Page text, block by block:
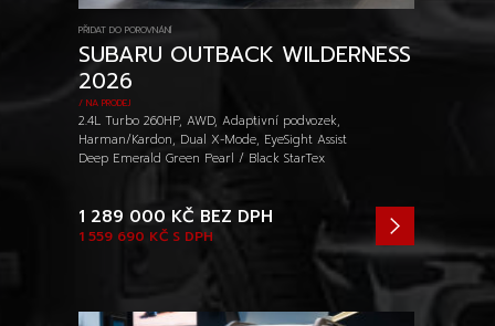
PŘIDAT DO POROVNÁNÍ
SUBARU OUTBACK WILDERNESS
2026
/ NA PRODEJ
2.4L Turbo 260HP, AWD, Adaptivní podvozek,
Harman/Kardon, Dual X-Mode, EyeSight Assist
Deep Emerald Green Pearl / Black StarTex
1 559 690 KČ S DPH
1 289 000 KČ BEZ DPH